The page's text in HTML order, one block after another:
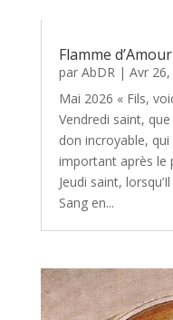
Flamme
par AbDR| Avr
Mai 2026 « Fils,
Vendredi saint,
don incroyable,
important après le
Jeudi saint,
Sang en...